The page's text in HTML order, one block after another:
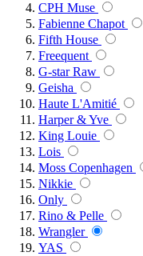
CPH Muse
Fabienne Chapot
Fifth House
Freequent
G-star Raw
Geisha
Haute L'Amitié
Harper & Yve
King Louie
Lois
Moss Copenhagen
Nikkie
Only
Rino & Pelle
Wrangler
YAS